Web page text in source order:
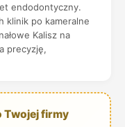
endodontyczny.
klinik po kameralne
Kalisz na
precyzję,
Twojej firmy